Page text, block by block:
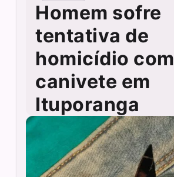
Homem sofre
tentativa de
homicídio com
canivete em
Ituporanga